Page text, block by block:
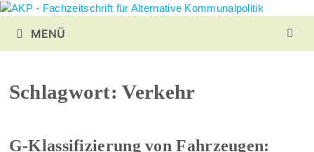
Zurück
Inhalt
MENÜ
Schlagwort:Verkehr
G-Klassifizierung von Fahrzeugen: